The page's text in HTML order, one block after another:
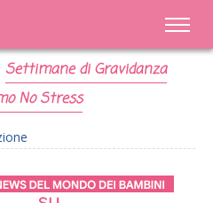
Settimane di Gravidanza
No Stress